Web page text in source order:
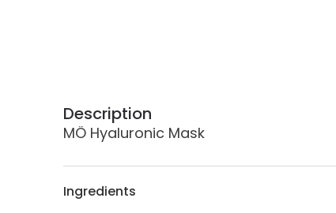
Description
MÖ Hyaluronic Mask
Ingredients